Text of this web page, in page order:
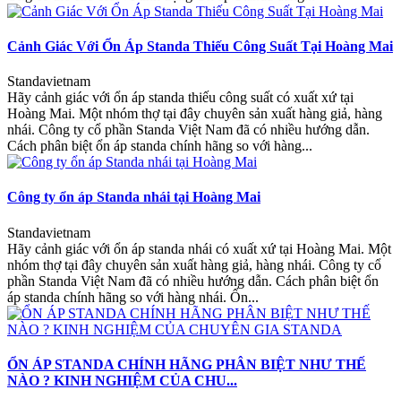
Cảnh Giác Với Ổn Áp Standa Thiếu Công Suất Tại Hoàng Mai
Standavietnam
Hãy cảnh giác với ổn áp standa thiếu công suất có xuất xứ tại
Hoàng Mai. Một nhóm thợ tại đây chuyên sản xuất hàng giả, hàng
nhái. Công ty cổ phần Standa Việt Nam đã có nhiều hướng dẫn.
Cách phân biệt ổn áp standa chính hãng so với hàng...
Công ty ổn áp Standa nhái tại Hoàng Mai
Standavietnam
Hãy cảnh giác với ổn áp standa nhái có xuất xứ tại Hoàng Mai. Một
nhóm thợ tại đây chuyên sản xuất hàng giả, hàng nhái. Công ty cổ
phần Standa Việt Nam đã có nhiều hướng dẫn. Cách phân biệt ổn
áp standa chính hãng so với hàng nhái. Ổn...
ỔN ÁP STANDA CHÍNH HÃNG PHÂN BIỆT NHƯ THẾ
NÀO ? KINH NGHIỆM CỦA CHU...